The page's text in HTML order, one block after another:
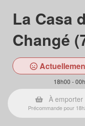
La Casa
Changé
18h00 -
À emporter
Précommande pour